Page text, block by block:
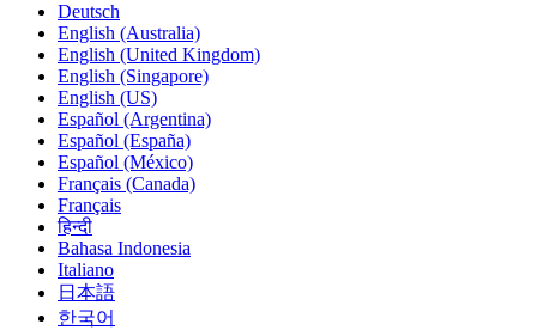
Deutsch
English (Australia)
English (United Kingdom)
English (Singapore)
English (US)
Español (Argentina)
Español (España)
Español (México)
Français (Canada)
Français
हिन्दी
Bahasa Indonesia
Italiano
日本語
한국어